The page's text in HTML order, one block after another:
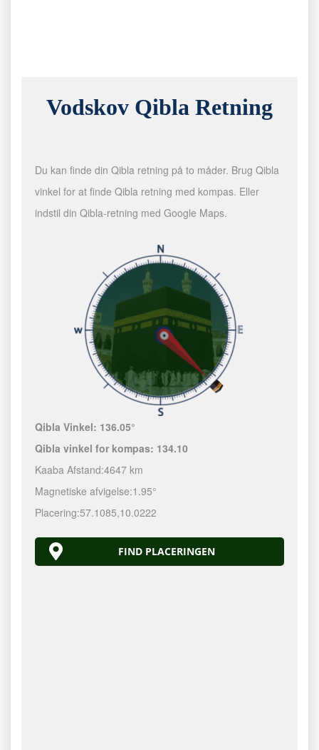
Vodskov Qibla Retning
Du kan finde din Qibla retning på to måder. Brug Qibla
vinkel for at finde Qibla retning med kompas. Eller
indstil din Qibla-retning med Google Maps.
Qibla Vinkel: 136.05°
Qibla vinkel for kompas: 134.10
Kaaba Afstand:4647 km
Magnetiske afvigelse:1.95°
Placering:57.1085,10.0222
FIND PLACERINGEN